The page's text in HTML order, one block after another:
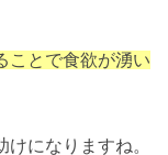
ことで食欲が湧い
になりますね。